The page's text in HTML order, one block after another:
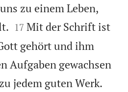
zu einem Leben,


17 Mit der Schrift ist
gehört und ihm
Aufgaben gewachsen
jedem guten Werk.